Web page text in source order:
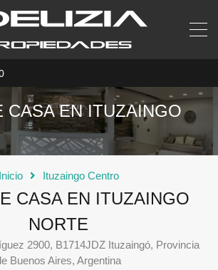
CASA EN ITUZAINGO
Inicio Ituzaingo Centro
CASA EN ITUZAINGO
NORTE
2900, B1714JDZ Ituzaingó, Provincia
Buenos Aires, Argentina